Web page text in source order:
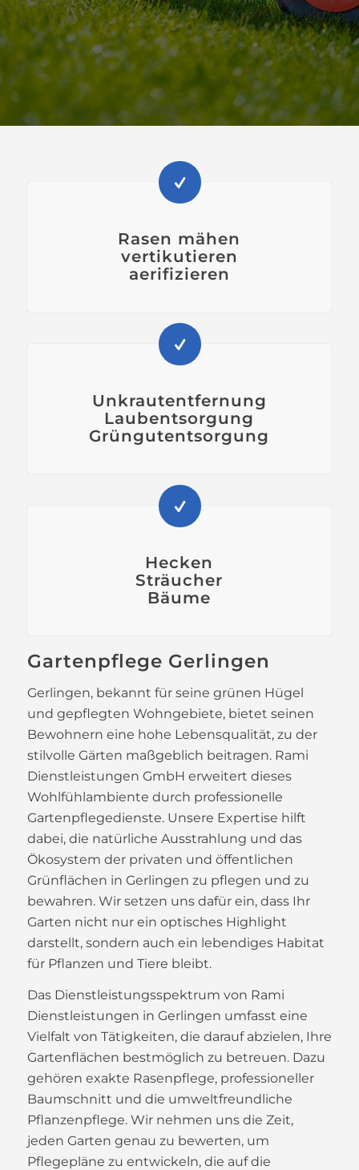
Rasen mähen
vertikutieren
aerifizieren
Unkrautentfernung
Laubentsorgung
Grüngutentsorgung
Hecken
Sträucher
Bäume
Gartenpflege Gerlingen
Gerlingen, bekannt für seine grünen Hügel
und gepflegten Wohngebiete, bietet seinen
Bewohnern eine hohe Lebensqualität, zu der
stilvolle Gärten maßgeblich beitragen. Rami
Dienstleistungen GmbH erweitert dieses
Wohlfühlambiente durch professionelle
Gartenpflegedienste. Unsere Expertise hilft
dabei, die natürliche Ausstrahlung und das
Ökosystem der privaten und öffentlichen
Grünflächen in Gerlingen zu pflegen und zu
bewahren. Wir setzen uns dafür ein, dass Ihr
Garten nicht nur ein optisches Highlight
darstellt, sondern auch ein lebendiges Habitat
für Pflanzen und Tiere bleibt.
Das Dienstleistungsspektrum von Rami
Dienstleistungen in Gerlingen umfasst eine
Vielfalt von Tätigkeiten, die darauf abzielen, Ihre
Gartenflächen bestmöglich zu betreuen. Dazu
gehören exakte Rasenpflege, professioneller
Baumschnitt und die umweltfreundliche
Pflanzenpflege. Wir nehmen uns die Zeit,
jeden Garten genau zu bewerten, um
Pflegepläne zu entwickeln, die auf die